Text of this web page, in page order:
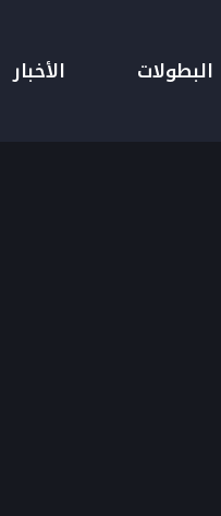
البطولات الأخبار